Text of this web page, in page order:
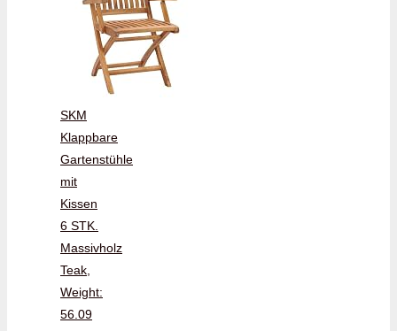
SKM
Klappbare
Gartenstühle
mit
Kissen
6 STK.
Massivholz
Teak,
Weight:
56.09